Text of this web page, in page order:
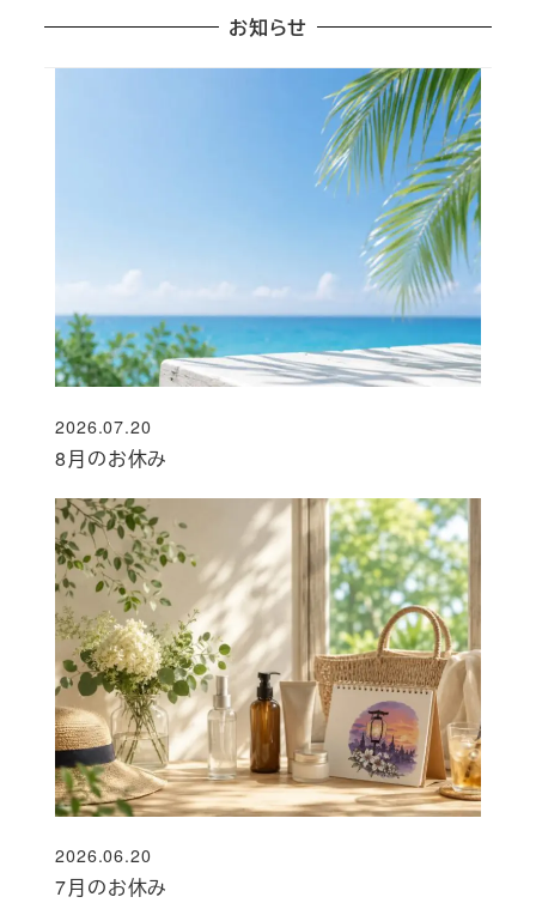
お知らせ
8月のお休み
投稿日
2026.07.20
7月のお休み
投稿日
2026.06.20